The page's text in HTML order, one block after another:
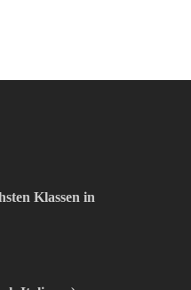
Klassen in